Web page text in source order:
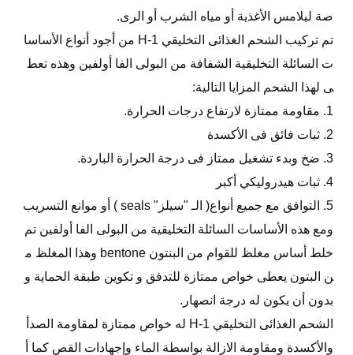
صة ليلامس الأغذية أو مياه الشرب أو الرى.
تم تركيب الشحم الغذائى التخليقي H-1 من أجود أنواع الأساسا
ت السائلة التخليقية الشفافة من البولى الفا أولفين وهذه تعط
ى لهذا الشحم المزايا التالية:
1. مقاومة ممتازة لارتفاع درجات الحرارة.
2. ثبات فائق فى الأكسدة
3. ضخ وبدء تشغيل ممتاز فى درجة الحرارة الباردة.
4. ثبات هيدروليكي أكبر
5. التوافق مع جميع أنواع( الـ "سيلز" seals ) أو موانع التسريب
ومع هذه الأساسات السائلة التخليقية من البولى الفا أولفين تم
خلط أساس مغلظ للقوام من البنتون bentone وهذا المغلظ م
ن البتون يعطى خواص ممتازة للتدفق و تكوين طبقة الحماية و
بدون أن يكون له درجة انصهار.
الشحم الغذائى التخليقي H-1 له خواص ممتازة لمقاومة الصدأ
والأكسدة ومقاومة الازالة بواسطة الماء وإجهادات القص كما أ